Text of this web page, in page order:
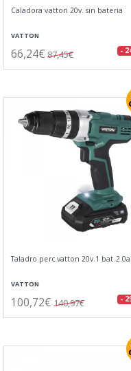
Caladora vatton 20v. sin bateria
VATTON
66,24€ 87,45€ -
Taladro perc.vatton 20v.1
VATTON
100,72€ 140,97€ -